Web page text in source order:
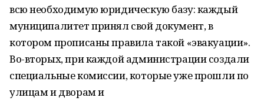
всю необходимую юридическую базу: каждый
муниципалитет принял свой документ, в
котором прописаны правила такой «эвакуации».
Во-вторых, при каждой администрации создали
специальные комиссии, которые уже прошли по
улицам и дворам и